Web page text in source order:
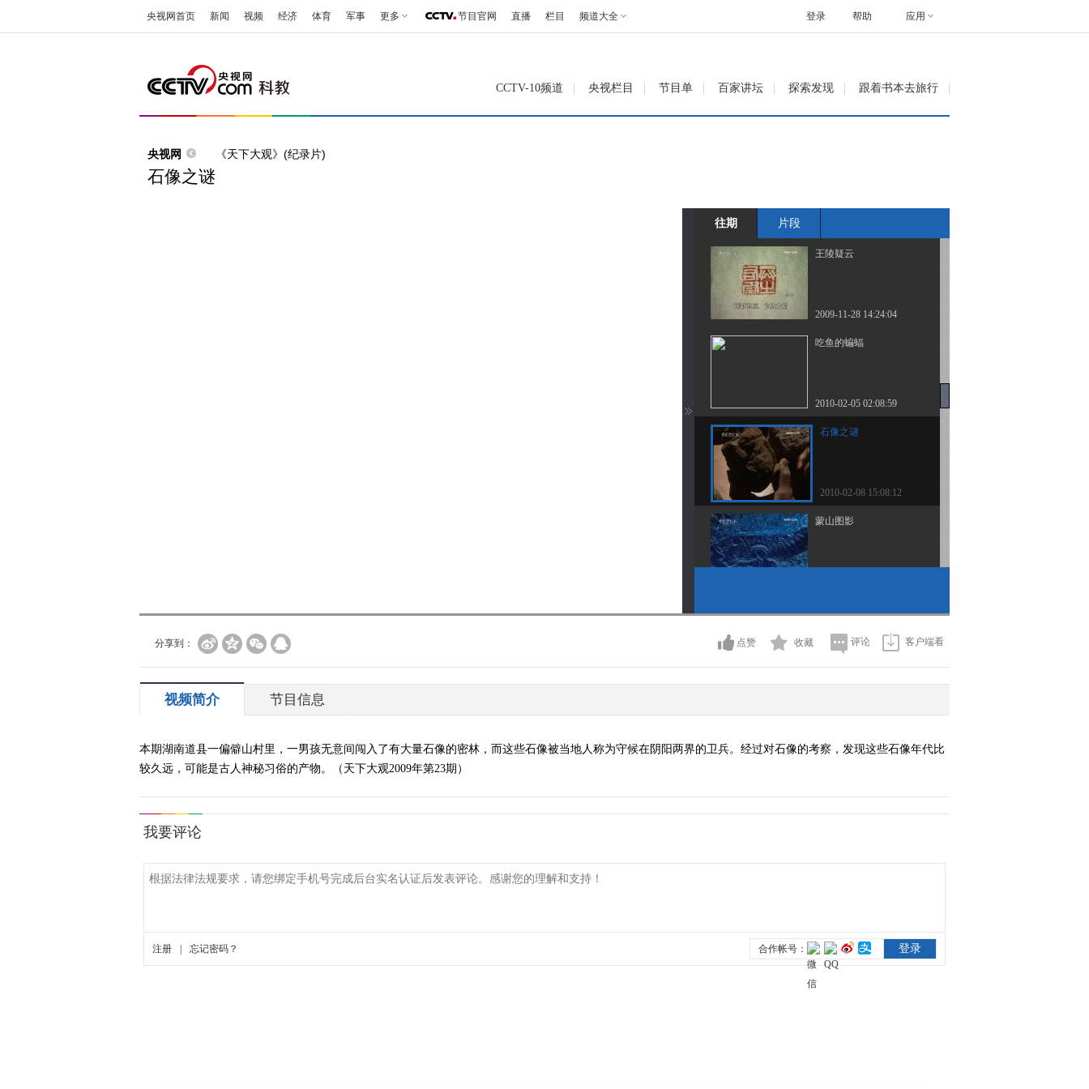
央视网首页 新闻 视频 经济 体育 军事 更多 节目官网 直播 栏目 频道大全 帮助 应用
登录
CCTV-10频道 央视栏目 节目单 百家讲坛 探索发现 跟着书本去旅行
央视网 《天下大观》(纪录片)
石像之谜
往期 片段
王陵疑云
2009-11-28 14:24:04
吃鱼的蝙蝠
2010-02-05 02:08:59
石像之谜
2010-02-08 15:08:12
蒙山图影
2009-11-28 11:32:49
2009-08-18 15:58:19
受伤的河狸
分享到： 点赞 收藏 评论 客户端看
视频简介 节目信息
本期湖南道县一偏僻山村里，一男孩无意间闯入了有大量石像的密林，而这些石像被当地人称为守候在阴阳两界的卫兵。经过对石像的考察，发现这些石像年代比
较久远，可能是古人神秘习俗的产物。（天下大观2009年第23期）